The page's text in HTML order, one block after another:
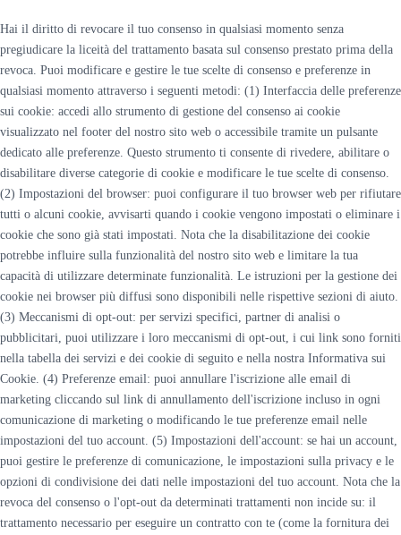
Hai il diritto di revocare il tuo consenso in qualsiasi momento senza
pregiudicare la liceità del trattamento basata sul consenso prestato prima della
revoca. Puoi modificare e gestire le tue scelte di consenso e preferenze in
qualsiasi momento attraverso i seguenti metodi: (1) Interfaccia delle preferenze
sui cookie: accedi allo strumento di gestione del consenso ai cookie
visualizzato nel footer del nostro sito web o accessibile tramite un pulsante
dedicato alle preferenze. Questo strumento ti consente di rivedere, abilitare o
disabilitare diverse categorie di cookie e modificare le tue scelte di consenso.
(2) Impostazioni del browser: puoi configurare il tuo browser web per rifiutare
tutti o alcuni cookie, avvisarti quando i cookie vengono impostati o eliminare i
cookie che sono già stati impostati. Nota che la disabilitazione dei cookie
potrebbe influire sulla funzionalità del nostro sito web e limitare la tua
capacità di utilizzare determinate funzionalità. Le istruzioni per la gestione dei
cookie nei browser più diffusi sono disponibili nelle rispettive sezioni di aiuto.
(3) Meccanismi di opt-out: per servizi specifici, partner di analisi o
pubblicitari, puoi utilizzare i loro meccanismi di opt-out, i cui link sono forniti
nella tabella dei servizi e dei cookie di seguito e nella nostra Informativa sui
Cookie. (4) Preferenze email: puoi annullare l'iscrizione alle email di
marketing cliccando sul link di annullamento dell'iscrizione incluso in ogni
comunicazione di marketing o modificando le tue preferenze email nelle
impostazioni del tuo account. (5) Impostazioni dell'account: se hai un account,
puoi gestire le preferenze di comunicazione, le impostazioni sulla privacy e le
opzioni di condivisione dei dati nelle impostazioni del tuo account. Nota che la
revoca del consenso o l'opt-out da determinati trattamenti non incide su: il
trattamento necessario per eseguire un contratto con te (come la fornitura dei